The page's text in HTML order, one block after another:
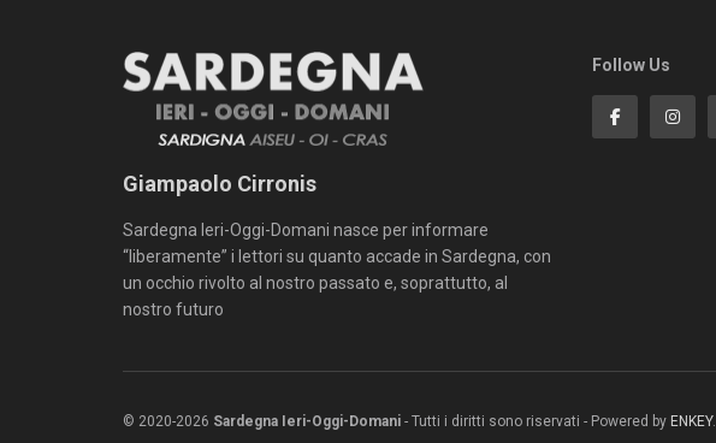
Giampaolo Cirronis
Sardegna Ieri-Oggi-Domani nasce per informare
“liberamente” i lettori su quanto accade in Sardegna, con
un occhio rivolto al nostro passato e, soprattutto, al
nostro futuro
Follow Us
© 2020-2026 Sardegna Ieri-Oggi-Domani - Tutti i diritti sono riservati - Powered by ENKEY.